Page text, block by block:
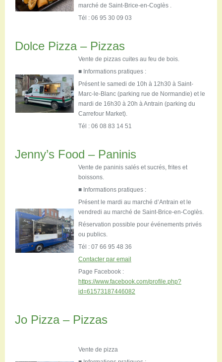
marché de Saint-Brice-en-Coglès .
Tél : 06 95 30 09 03
Dolce Pizza – Pizzas
Vente de pizzas cuites au feu de bois.
■ Informations pratiques :
Présent le samedi de 10h à 12h30 à Saint-
Marc-le-Blanc (parking rue de Normandie) et le
mardi de 16h30 à 20h à Antrain (parking du
Carrefour Market).
Tél : 06 08 83 14 51
Jenny’s Food – Paninis
Vente de paninis salés et sucrés, frites et
boissons.
■ Informations pratiques :
Présent le mardi au marché d’Antrain et le
vendredi au marché de Saint-Brice-en-Coglès.
Réservation possible pour événements privés
ou publics.
Tél : 07 66 95 48 36
Contacter par email
Page Facebook :
https://www.facebook.com/profile.php?
id=61573187446082
Jo Pizza – Pizzas
Vente de pizza